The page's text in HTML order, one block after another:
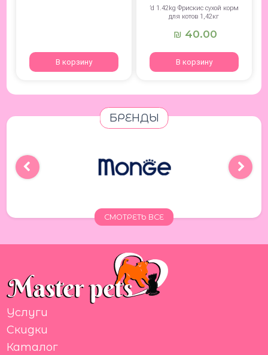
В корзину
’d 1.42kg Фрискис сухой корм
для котов 1,42кг
₪ 40.00
В корзину
БРЕНДЫ
СМОТРЕТЬ ВСЕ
Услуги
Скидки
Каталог